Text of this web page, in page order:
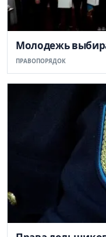
Молодежь
ПРАВОПОРЯДОК